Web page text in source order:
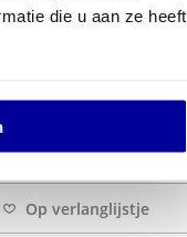
die u aan ze heeft
Op verlanglijstje